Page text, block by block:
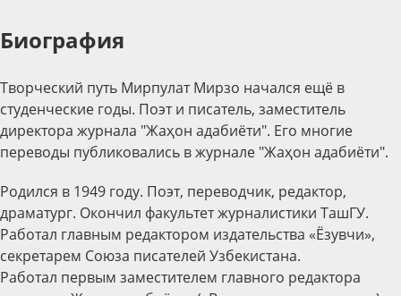
Биография
Творческий путь Мирпулат Мирзо начался ещё в
студенческие годы. Поэт и писатель, заместитель
директора журнала "Жаҳон адабиёти". Его многие
переводы публиковались в журнале "Жаҳон адабиёти".
Родился в 1949 году. Поэт, переводчик, редактор,
драматург. Окончил факультет журналистики ТашГУ.
Работал главным редактором издательства «Ёзувчи»,
секретарем Союза писателей Узбекистана.
Работал первым заместителем главного редактора